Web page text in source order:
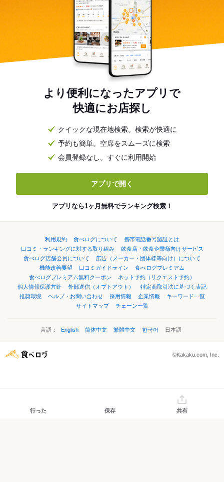
より便利になったアプリで
快適にお店探し
クイックな現在地検索。検索が快適に
予約も簡単。空席をスムーズに検索
会員登録なし。すぐに利用開始
アプリで開く
アプリなら1ヶ月無料でランキング検索！
利用規約 食べログについて
携帯電話番号認証とは
口コミ・ランキングに対する取り組み
飲食店・飲食企業様向けサービス
食べログ店舗会員について
広告（メーカー・団体様等向け）について
機能改善要望
口コミガイドライン
食べログプレミアム
食べログプレミアム無料クーポン
ネット予約（リクエスト予約）
個人情報保護方針
外部送信（オプトアウト）
特定商取引法に基づく表記
推奨環境
ヘルプ・お問い合わせ 採用情報 企業情報
キーワード一覧
サイトマップ
チェーン一覧
言語： English 简体中文 繁體中文 한국어 日本語
©Kakaku.com, Inc.
行った 保存 共有